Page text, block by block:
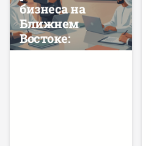
бизнеса на
Ближнем
Востоке:
результаты